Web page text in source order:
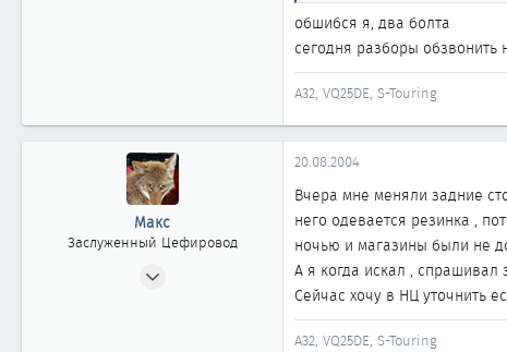
обшибся я, два болта
сегодня разборы обзвонить
A32, VQ25DE, S-Touring
Макс
Заслуженный Цефировод
20.08.2004
Вчера мне меняли задние
него одевается резинка ,
ночью и магазины были не
А я когда искал , спрашивал
Сейчас хочу в НЦ уточнить
A32, VQ25DE, S-Touring